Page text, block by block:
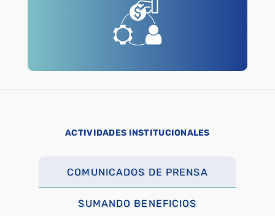
ACTIVIDADES INSTITUCIONALES
COMUNICADOS DE PRENSA
SUMANDO BENEFICIOS